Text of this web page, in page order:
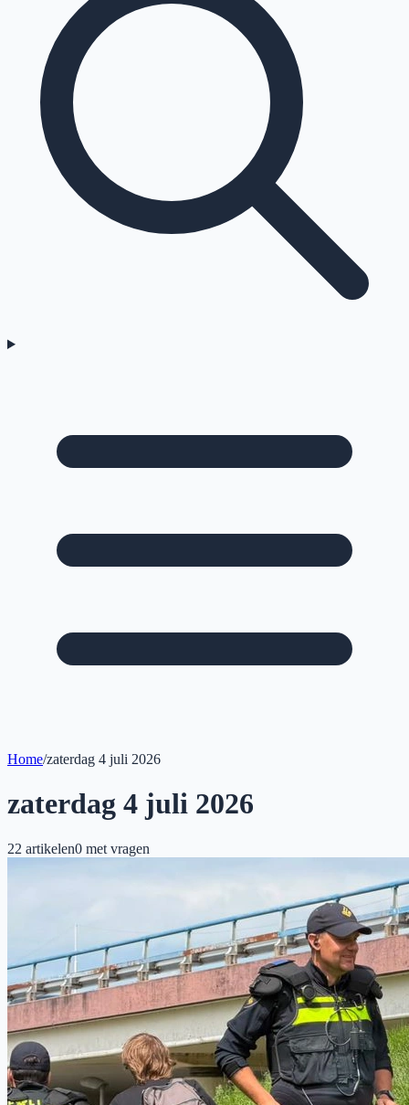
Home/zaterdag 4 juli 2026
zaterdag 4 juli 2026
22 artikelen0 met vragen